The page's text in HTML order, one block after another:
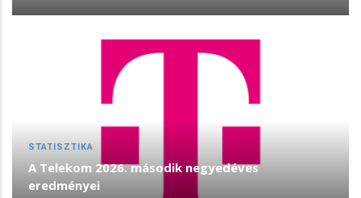
STATISZTIKA
A Telekom 2026. második negyedéves
eredményei